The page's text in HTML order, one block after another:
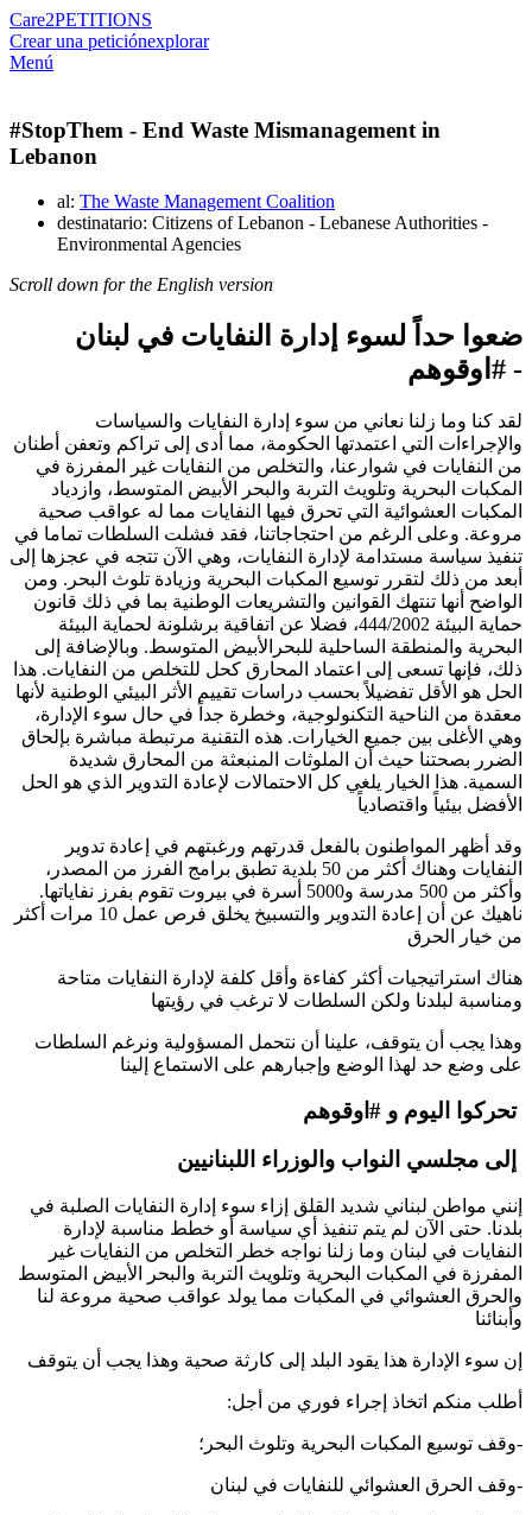
Care2PETITIONS
Crear una peticiónexplorar
Menú
#StopThem - End Waste Mismanagement in
Lebanon
al: The Waste Management Coalition
destinatario: Citizens of Lebanon - Lebanese Authorities -
Environmental Agencies
Scroll down for the English version
ضعوا حداً لسوء إدارة النفايات في لبنان
- # اوقوهم
لقد كنا وما زلنا نعاني من سوء إدارة النفايات والسياسات
والإجراءات التي اعتمدتها الحكومة، مما أدى إلى تراكم وتعفن أطنان
من النفايات في شوارعنا، والتخلص من النفايات غير المفرزة في
المكبات البحرية وتلويث التربة والبحر الأبيض المتوسط، وازدياد
المكبات العشوائية التي تحرق فيها النفايات مما له عواقب صحية
مروعة. وعلى الرغم من احتجاجاتنا، فقد فشلت السلطات تماما في
تنفيذ سياسة مستدامة لإدارة النفايات، وهي الآن تتجه في عجزها إلى
أبعد من ذلك لتقرر توسيع المكبات البحرية وزيادة تلوث البحر. ومن
الواضح أنها تنتهك القوانين والتشريعات الوطنية بما في ذلك قانون
حماية البيئة 444/2002، فضلا عن اتفاقية برشلونة لحماية البيئة
البحرية والمنطقة الساحلية للبحرالأبيض المتوسط. وبالإضافة إلى
ذلك، فإنها تسعى إلى اعتماد المحارق كحل للتخلص من النفايات. هذا
الحل هو الأقل تفضيلاً بحسب دراسات تقييم الأثر البيئي الوطنية لأنها
معقدة من الناحية التكنولوجية، وخطرة جداً في حال سوء الإدارة،
وهي الأغلى بين جميع الخيارات. هذه التقنية مرتبطة مباشرة بإلحاق
الضرر بصحتنا حيث أن الملوثات المنبعثة من المحارق شديدة
السمية. هذا الخيار يلغي كل الاحتمالات لإعادة التدوير الذي هو الحل
الأفضل بيئياً واقتصادياً
وقد أظهر المواطنون بالفعل قدرتهم ورغبتهم في إعادة تدوير
النفايات وهناك أكثر من 50 بلدية تطبق برامج الفرز من المصدر،
وأكثر من 500 مدرسة و5000 أسرة في بيروت تقوم بفرز نفاياتها.
ناهيك عن أن إعادة التدوير والتسبيخ يخلق فرص عمل 10 مرات أكثر
من خيار
الحرق
هناك استراتیجیات أکثر کفاءة وأقل کلفة لإدارة النفایات متاحة
ومناسبة لبلدنا ولکن السلطات لا ترغب في رؤیتھا
وهذا يجب أن يتوقف، علينا أن نتحمل المسؤولية ونرغم السلطات
على وضع حد لهذا الوضع وإجبارهم على الاستماع إلينا
تحركوا اليوم و #اوقوهم
إنني مواطن لبناني شديد القلق إزاء سوء إدارة النفايات الصلبة في
بلدنا. حتى الآن لم يتم تنفيذ أي سياسة أو خطط مناسبة لإدارة
النفايات في لبنان وما زلنا نواجه خطر التخلص من النفايات غير
المفرزة في المكبات البحرية وتلويث التربة والبحر الأبيض المتوسط
والحرق العشوائي في المكبات مما يولد عواقب صحية مروعة لنا
وأبنائنا
إن سوء الإدارة هذا يقود البلد إلى كارثة صحية وهذا يجب أن يتوقف
:أطلب منكم اتخاذ إجراء فوري من أجل
وقف توسيع المكبات البحرية وتلوث البحر؛-
وقف الحرق العشوائي للنفايات في لبنان-